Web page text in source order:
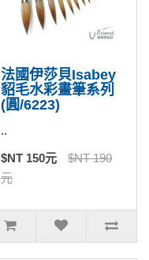
法國伊莎貝Isabey
貂毛水彩畫筆系列
(圓/6223)
..
$NT 150元
$NT 190
元